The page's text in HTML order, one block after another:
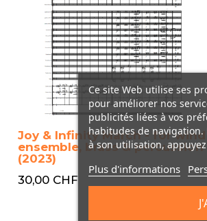
Joy & Infinity March - for wind
ensemble, brass & percussion
(2023)
30,00 CHF
Ce site Web utilise ses
pour améliorer nos
publicités liées à vos
habitudes de
à son utilisation,
Plus d'informations